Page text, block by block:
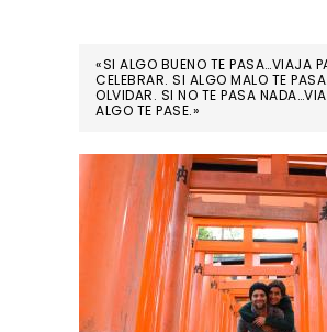
«SI ALGO BUENO TE PASA…VIAJA
CELEBRAR. SI ALGO MALO TE
OLVIDAR. SI NO TE PASA
ALGO TE PASE.»